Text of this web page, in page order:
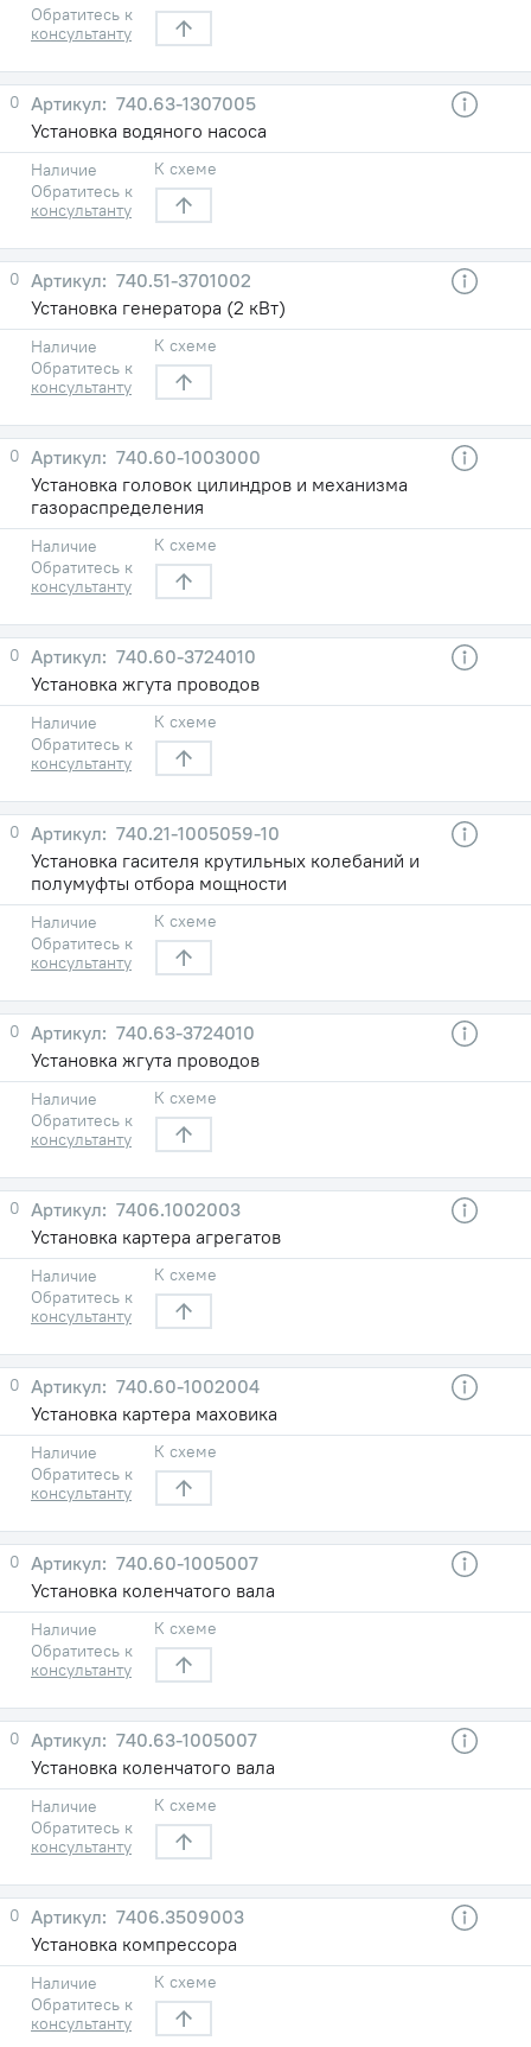
Обратитесь к
консультанту
0
740.63-1307005
Установка водяного насоса
Наличие
Обратитесь к
консультанту
К схеме
0
740.51-3701002
Установка генератора (2 кВт)
Наличие
Обратитесь к
консультанту
К схеме
0
740.60-1003000
Установка головок цилиндров и механизма
газораспределения
Наличие
Обратитесь к
консультанту
К схеме
0
740.60-3724010
Установка жгута проводов
Наличие
Обратитесь к
консультанту
К схеме
0
740.21-1005059-10
Установка гасителя крутильных колебаний и
полумуфты отбора мощности
Наличие
Обратитесь к
консультанту
К схеме
0
740.63-3724010
Установка жгута проводов
Наличие
Обратитесь к
консультанту
К схеме
0
7406.1002003
Установка картера агрегатов
Наличие
Обратитесь к
консультанту
К схеме
0
740.60-1002004
Установка картера маховика
Наличие
Обратитесь к
консультанту
К схеме
0
740.60-1005007
Установка коленчатого вала
Наличие
Обратитесь к
консультанту
К схеме
0
740.63-1005007
Установка коленчатого вала
Наличие
Обратитесь к
консультанту
К схеме
0
7406.3509003
Установка компрессора
Наличие
Обратитесь к
консультанту
К схеме